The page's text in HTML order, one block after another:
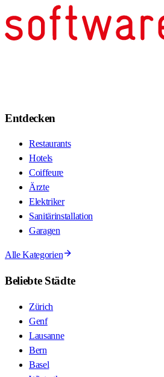
Entdecken
Restaurants
Hotels
Coiffeure
Ärzte
Elektriker
Sanitärinstallation
Garagen
Alle Kategorien
Beliebte Städte
Zürich
Genf
Lausanne
Bern
Basel